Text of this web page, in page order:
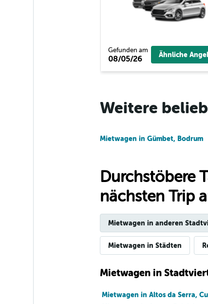
Hertz
Gefunden am
08/05/26 Ähnliche
Weitere
Mietwagen in Gümbet, Bodrum
Durchstöbere
nächsten Trip
Mietwagen in anderen
Mietwagen in Städten
Mietwagen in
Mietwagen in Altos da Serra,